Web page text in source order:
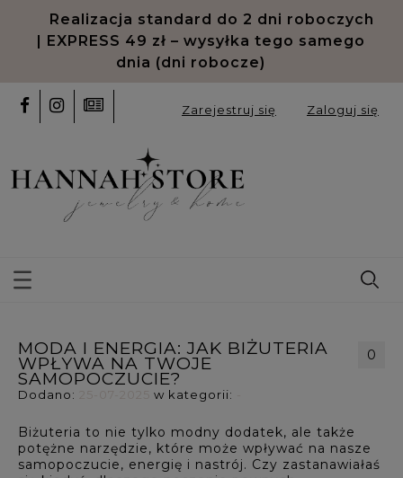
Odroczone płatności PayPo oraz
Klarna
Zarejestruj się Zaloguj się
MODA I ENERGIA: JAK BIŻUTERIA
WPŁYWA NA TWOJE
SAMOPOCZUCIE?
0
Dodano: w kategorii:
Biżuteria to nie tylko modny dodatek, ale także
potężne narzędzie, które może wpływać na nasze
samopoczucie, energię i nastrój. Czy zastanawiałaś